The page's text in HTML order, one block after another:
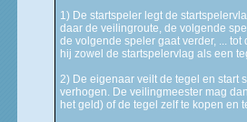
1) De startspeler legt de
daar de veilingroute, de volgende
de volgende speler gaat verder, ...
hij zowel de startspelervlag als een
2) De eigenaar veilt de tegel en start
verhogen. De veilingmeester mag
het geld) of de tegel zelf te kopen en